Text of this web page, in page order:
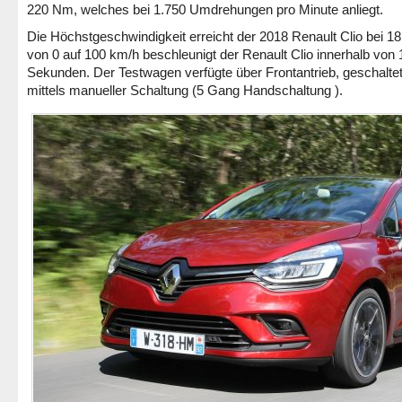
220 Nm, welches bei 1.750 Umdrehungen pro Minute anliegt.
Die Höchstgeschwindigkeit erreicht der 2018 Renault Clio bei
von 0 auf 100 km/h beschleunigt der Renault Clio innerhalb von
Sekunden. Der Testwagen verfügte über Frontantrieb,
mittels manueller Schaltung (5 Gang Handschaltung ).